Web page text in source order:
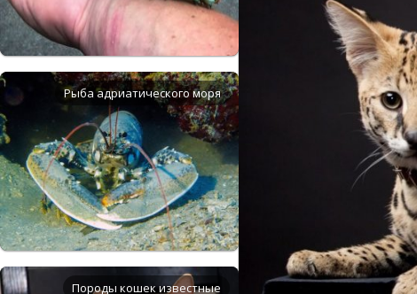
Рыба адриатического моря
Породы кошек известные